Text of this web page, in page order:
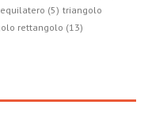
(5) triangolo
rettangolo (13)